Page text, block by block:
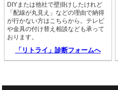
DIYまたは他社で壁掛けしたけれど
「配線が丸見え」などの理由で納得
が行かない方はこちらから。テレビ
や金具の付け替え相談なども承って
おります。
「リトライ」診断フォームへ